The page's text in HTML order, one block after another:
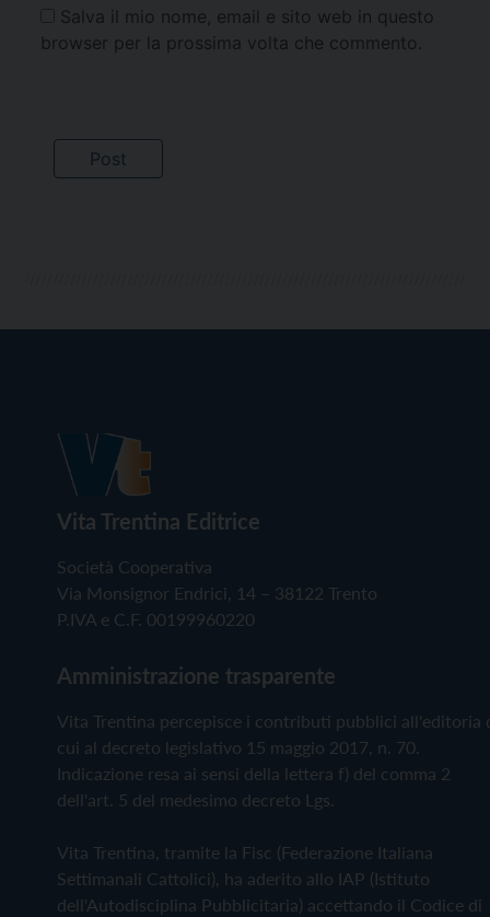
Salva il mio nome, email e sito web in questo
browser per la prossima volta che commento.
Vita Trentina Editrice
Società Cooperativa
Via Monsignor Endrici, 14 – 38122 Trento
P.IVA e C.F. 00199960220
Amministrazione trasparente
Vita Trentina percepisce i contributi pubblici all'editoria
cui al decreto legislativo 15 maggio 2017, n. 70.
Indicazione resa ai sensi della lettera f) del comma 2
dell'art. 5 del medesimo decreto Lgs.
Vita Trentina, tramite la Fisc (Federazione Italiana
Settimanali Cattolici), ha aderito allo IAP (Istituto
dell'Autodisciplina Pubblicitaria) accettando il Codice di